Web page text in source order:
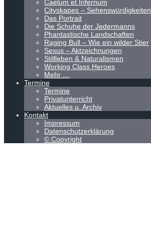
Caelum et Infernum
Cityskapes – Sehenswürdigkeiten
Das Portrait
Die Schuhe der Jedermanns
Phantastische Landschaften
Raging Bull – Wie ein wilder Stier
Sexus – Aktzeichnungen
Stillleben & Naturalismen
Working Class Heroes
Mehr …
Termine
Termine
Privatunterricht
Aktuelles u. Archiv
Kontakt
Impressum
Datenschutzerklärung
© Copyright